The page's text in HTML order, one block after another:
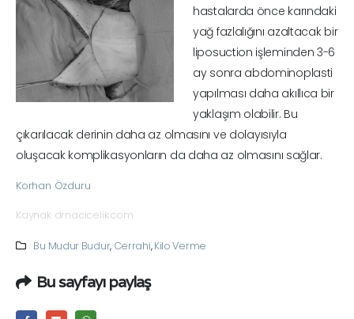
hastalarda önce karındaki
yağ fazlalığını azaltacak bir
liposuction işleminden 3-6
ay sonra abdominoplasti
yapılması daha akıllıca bir
yaklaşım olabilir. Bu
çıkarılacak derinin daha az olmasını ve dolayısıyla
oluşacak komplikasyonların da daha az olmasını sağlar.
Korhan Özduru
Kaynak drnacicelik.com
Bu Mudur Budur, Cerrahi,Kilo Verme
Bu sayfayı paylaş